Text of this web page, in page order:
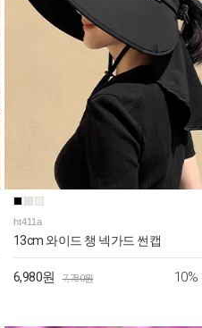
ht411a
13cm 와이드 챙 넥가드 썬캡
6,980원 7,780원 10%